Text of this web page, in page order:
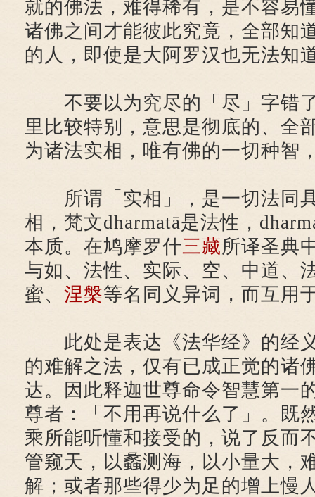
就的佛法，难得稀有，是不容易
诸佛之间才能彼此究竟，全部知
的人，即使是大阿罗汉也无法知
不要以为究尽的「尽」字错
里比较特别，意思是彻底的、全
为诸法实相，唯有佛的一切种智
所谓「实相」，是一切法同
相，梵文dharmatā是法性，
本质。在鸠摩罗什三藏所译圣典
与如、法性、实际、空、中道、
蜜、 涅槃等名同义异词，而互用
此处是表达《法华经》的经
的难解之法，仅有已成正觉的诸
达。因此释迦世尊命令智慧第一
尊者：「不用再说什么了」。既
乘所能听懂和接受的，说了反而
管窥天，以蠡测海，以小量大，
解；或者那些得少为足的增上慢